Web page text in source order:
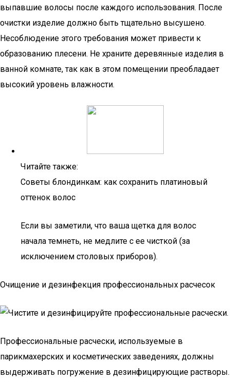
выпавшие волосы после каждого использования. После
очистки изделие должно быть тщательно высушено.
Несоблюдение этого требования может привести к
образованию плесени. Не храните деревянные изделия в
ванной комнате, так как в этом помещении преобладает
высокий уровень влажности.
Читайте также:
Советы блондинкам: как сохранить платиновый
оттенок волос
Если вы заметили, что ваша щетка для волос
начала темнеть, не медлите с ее чисткой (за
исключением столовых приборов).
Очищение и дезинфекция профессиональных расчесок
Профессиональные расчески, используемые в
парикмахерских и косметических заведениях, должны
выдерживать погружение в дезинфицирующие растворы.